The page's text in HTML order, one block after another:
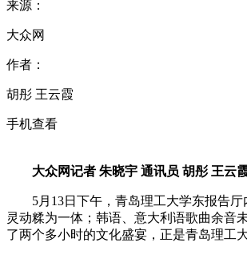
来源：
大众网
作者：
胡彤 王云霞
手机查看
大众网记者 朱晓宇 通讯员 胡彤 王云
5月13日下午，青岛理工大学东报告厅
灵动糅为一体；韩语、意大利语歌曲余音
了两个多小时的文化盛宴，正是青岛理工